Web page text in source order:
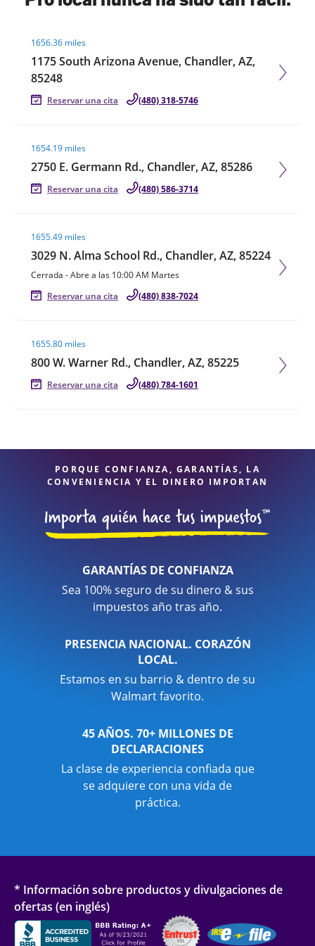
1656.36 miles
1175 South Arizona Avenue, Chandler, AZ,
85248
Reservar una cita (480) 318-5746
1654.19 miles
2750 E. Germann Rd., Chandler, AZ, 85286
Reservar una cita (480) 586-3714
1655.49 miles
3029 N. Alma School Rd., Chandler, AZ, 85224
Cerrada -Abre a las 10:00 AM Martes
Reservar una cita
(480) 838-7024
1655.80 miles
800 W. Warner Rd., Chandler, AZ, 85225
Reservar una cita (480) 784-1601
PORQUE CONFIANZA, GARANTÍAS, LA
CONVENIENCIA Y EL DINERO IMPORTAN
GARANTÍAS DE CONFIANZA
Sea 100% seguro de su dinero & sus
impuestos año tras año.
PRESENCIA NACIONAL. CORAZÓN
LOCAL.
Estamos en su barrio & dentro de su
Walmart favorito.
45 AÑOS. 70+ MILLONES DE
DECLARACIONES
La clase de experiencia confiada que
se adquiere con una vida de
práctica.
* Información sobre productos y divulgaciones de
ofertas (en inglés)